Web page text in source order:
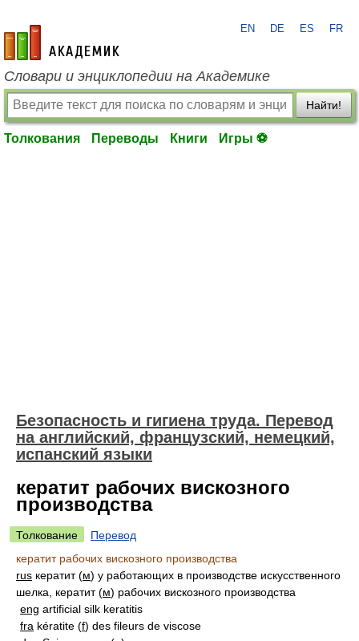
academic.ru
EN DE ES FR
Словари и энциклопедии на Академике
Найти!
Толкования Переводы Книги Игры ⚽
Безопасность и гигиена труда. Перевод
на английский, французский, немецкий,
испанский языки
кератит рабочих вискозного
производства
Толкование
Перевод
кератит рабочих вискозного производства
rus кератит (м) у работающих в производстве искусственного
шелка, кератит (м) рабочих вискозного производства
eng artificial silk keratitis
fra kératite (f) des fileurs de viscose